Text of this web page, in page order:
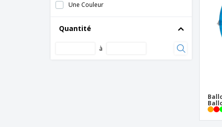
Une Couleur
Quantité
à